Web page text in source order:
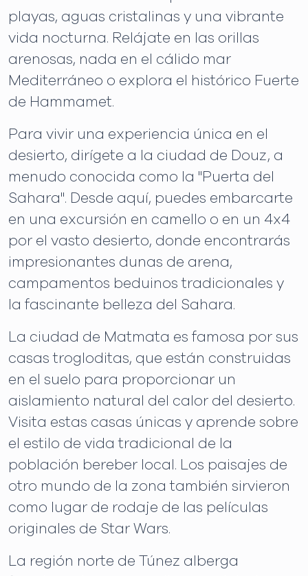
playas, aguas cristalinas y una vibrante
vida nocturna. Relájate en las orillas
arenosas, nada en el cálido mar
Mediterráneo o explora el histórico Fuerte
de Hammamet.
Para vivir una experiencia única en el
desierto, dirígete a la ciudad de Douz, a
menudo conocida como la "Puerta del
Sahara". Desde aquí, puedes embarcarte
en una excursión en camello o en un 4x4
por el vasto desierto, donde encontrarás
impresionantes dunas de arena,
campamentos beduinos tradicionales y
la fascinante belleza del Sahara.
La ciudad de Matmata es famosa por sus
casas trogloditas, que están construidas
en el suelo para proporcionar un
aislamiento natural del calor del desierto.
Visita estas casas únicas y aprende sobre
el estilo de vida tradicional de la
población bereber local. Los paisajes de
otro mundo de la zona también sirvieron
como lugar de rodaje de las películas
originales de Star Wars.
La región norte de Túnez alberga